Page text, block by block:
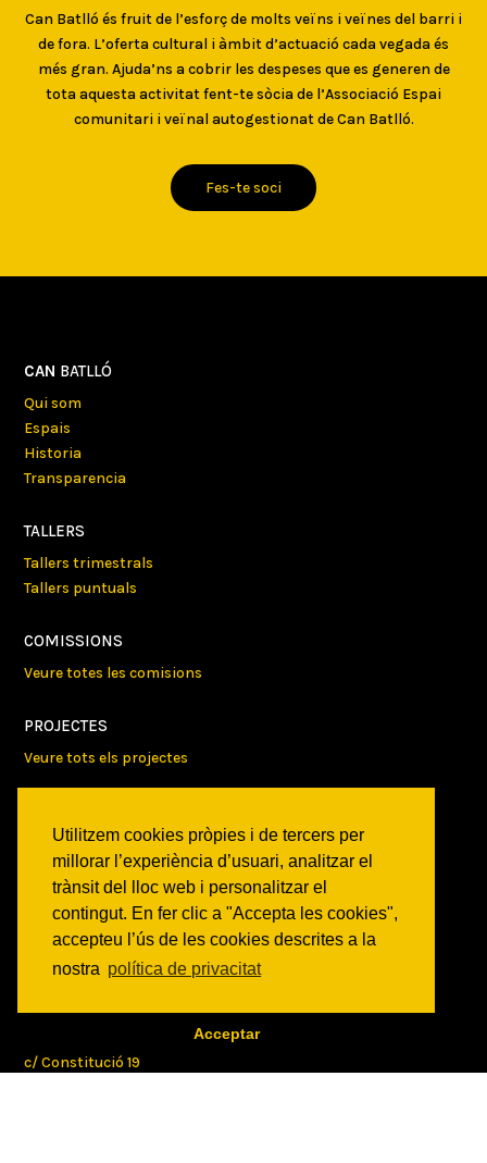
Utilitzem cookies pròpies i de tercers per
millorar l’experiència d’usuari, analitzar el
trànsit del lloc web i personalitzar el
contingut. En fer clic a "Accepta les cookies",
accepteu l’ús de les cookies descrites a la
nostra política de privacitat
Acceptar
Can Batlló és fruit de l’esforç de molts veïns i veïnes del barri i
de fora. L’oferta cultural i àmbit d’actuació cada vegada és
més gran. Ajuda’ns a cobrir les despeses que es generen de
tota aquesta activitat fent-te sòcia de l’Associació Espai
comunitari i veïnal autogestionat de Can Batlló.
Fes-te soci
CAN BATLLÓ
Qui som
Espais
Historia
Transparencia
TALLERS
Tallers trimestrals
Tallers puntuals
COMISSIONS
Veure totes les comisions
PROJECTES
Veure tots els projectes
Veure totes les activitats
NOTICIES
Comunicats
Victories
c/ Constitució 19